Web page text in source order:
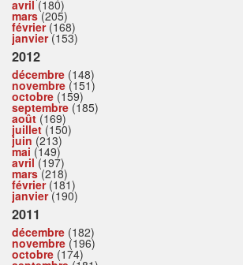
avril(180)
mars(205)
février(168)
janvier(153)
2012
décembre (148)
novembre (151)
octobre (159)
septembre (185)
août (169)
juillet(150)
juin (213)
mai (149)
avril(197)
mars(218)
février(181)
janvier(190)
2011
décembre (182)
novembre (196)
octobre (174)